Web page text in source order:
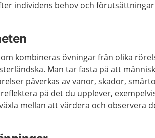
individens behov och
kombineras övningar från olika
Man tar fasta på att
påverkas av vanor, skador,
på det du upplever,
mellan att värdera och observera